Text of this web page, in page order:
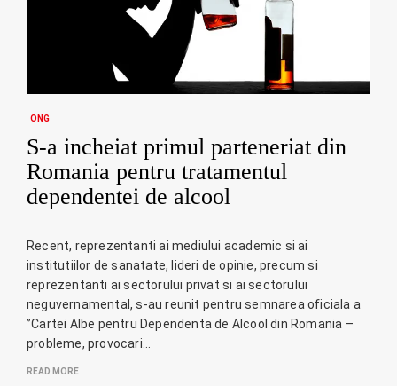
ONG
S-a incheiat primul parteneriat din
Romania pentru tratamentul
dependentei de alcool
Recent, reprezentanti ai mediului academic si ai
institutiilor de sanatate, lideri de opinie, precum si
reprezentanti ai sectorului privat si ai sectorului
neguvernamental, s-au reunit pentru semnarea oficiala a
”Cartei Albe pentru Dependenta de Alcool din Romania –
probleme, provocari…
READ MORE